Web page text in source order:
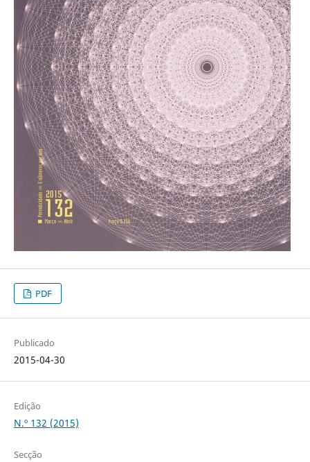
PDF
Publicado
2015-04-30
Edição
N.º 132 (2015)
Secção